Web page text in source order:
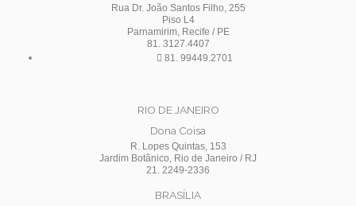
Rua Dr. João Santos Filho, 255
Piso L4
Parnamirim, Recife / PE
81. 3127.4407
81. 99449.2701
RIO DE JANEIRO
Dona Coisa
R. Lopes Quintas, 153
Jardim Botânico, Rio de Janeiro / RJ
21. 2249-2336
BRASÍLIA